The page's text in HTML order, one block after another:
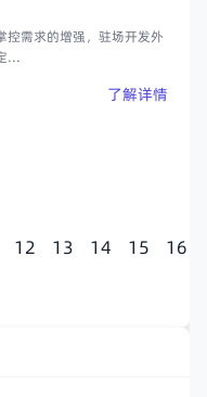
控需求的增强，驻场开发外
...
了解详情
12 13 14 15 16